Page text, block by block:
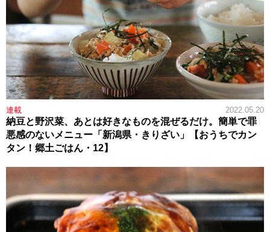
連載 2022.05.20
納豆と野沢菜、あとは好きなものを混ぜるだけ。簡単で罪
悪感のないメニュー「新潟県・きりざい」【おうちでカン
タン！郷土ごはん・12】